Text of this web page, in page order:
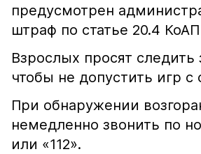
предусмотрен
штраф по статье 20.4
Взрослых просят следить
чтобы не допустить игр с
При обнаружении
немедленно звонить по
или «112».